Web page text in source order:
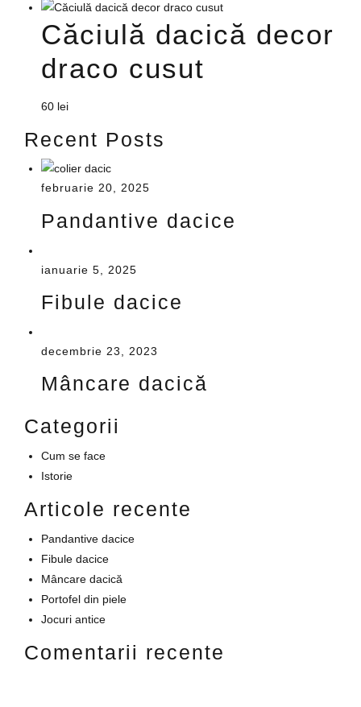
Căciulă dacică decor
draco cusut
60 lei
Recent Posts
februarie 20, 2025
Pandantive dacice
ianuarie 5, 2025
Fibule dacice
decembrie 23, 2023
Mâncare dacică
Categorii
Cum se face
Istorie
Articole recente
Pandantive dacice
Fibule dacice
Mâncare dacică
Portofel din piele
Jocuri antice
Comentarii recente